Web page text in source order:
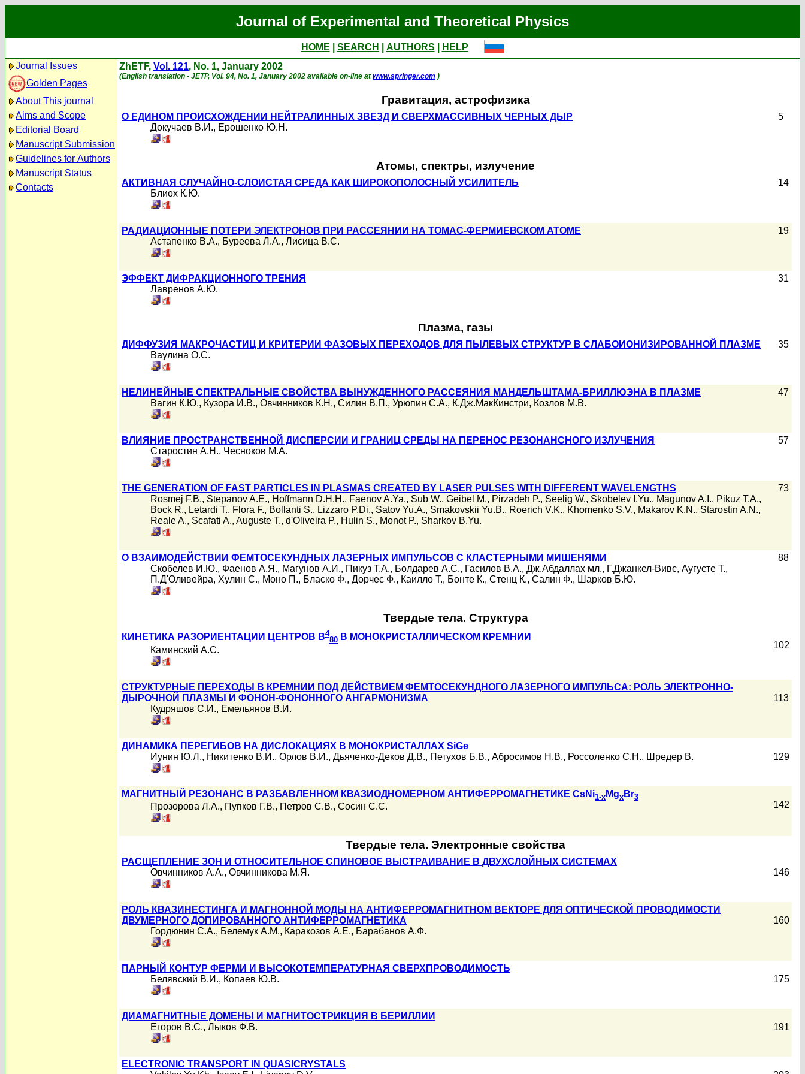
Journal of Experimental and Theoretical Physics
HOME SEARCH AUTHORS
HELP
Journal Issues
Golden Pages
About This journal
Aims and Scope
Editorial Board
Manuscript Submission
Guidelines for Authors
Manuscript Status
Contacts
ZhETF, Vol. 121, No. 1, January 2002
(English translation - JETP, Vol. 94, No. 1, January 2002 available on-line atwww.springer.com )
Гравитация, астрофизика
О ЕДИНОМ ПРОИСХОЖДЕНИИ НЕЙТРАЛИННЫХ ЗВЕЗД И СВЕРХМАССИВНЫХ ЧЕРНЫХ ДЫР
Докучаев В.И., Ерошенко Ю.Н.
5
Атомы, спектры, излучение
АКТИВНАЯ СЛУЧАЙНО-СЛОИСТАЯ СРЕДА КАК ШИРОКОПОЛОСНЫЙ УСИЛИТЕЛЬ
Блиох К.Ю.
14
РАДИАЦИОННЫЕ ПОТЕРИ ЭЛЕКТРОНОВ ПРИ РАССЕЯНИИ НА ТОМАС-ФЕРМИЕВСКОМ АТОМЕ
Астапенко В.А., Буреева Л.А., Лисица В.С.
19
ЭФФЕКТ ДИФРАКЦИОННОГО ТРЕНИЯ
Лавренов А.Ю.
31
Плазма, газы
ДИФФУЗИЯ МАКРОЧАСТИЦ И КРИТЕРИИ ФАЗОВЫХ ПЕРЕХОДОВ ДЛЯ ПЫЛЕВЫХ СТРУКТУР В СЛАБОИОНИЗИРОВАННОЙ ПЛАЗМЕ
Ваулина О.С.
35
НЕЛИНЕЙНЫЕ СПЕКТРАЛЬНЫЕ СВОЙСТВА ВЫНУЖДЕННОГО РАССЕЯНИЯ МАНДЕЛЬШТАМА-БРИЛЛЮЭНА В ПЛАЗМЕ
Вагин К.Ю., Кузора И.В., Овчинников К.Н., Силин В.П., Урюпин С.А., К.Дж.МакКинстри, Козлов М.В.
47
ВЛИЯНИЕ ПРОСТРАНСТВЕННОЙ ДИСПЕРСИИ И ГРАНИЦ СРЕДЫ НА ПЕРЕНОС РЕЗОНАНСНОГО ИЗЛУЧЕНИЯ
Старостин А.Н., Чесноков М.А.
57
THE GENERATION OF FAST PARTICLES IN PLASMAS CREATED BY LASER PULSES WITH DIFFERENT WAVELENGTHS
Rosmej F.B., Stepanov A.E., Hoffmann D.H.H., Faenov A.Ya., Sub W., Geibel M., Pirzadeh P., Seelig W., Skobelev I.Yu., Magunov A.I., Pikuz T.A.,
Bock R., Letardi T., Flora F., Bollanti S., Lizzaro P.Di., Satov Yu.A., Smakovskii Yu.B., Roerich V.K., Khomenko S.V., Makarov K.N., Starostin A.N.,
Reale A., Scafati A., Auguste T., d'Oliveira P., Hulin S., Monot P., Sharkov B.Yu.
73
О ВЗАИМОДЕЙСТВИИ ФЕМТОСЕКУНДНЫХ ЛАЗЕРНЫХ ИМПУЛЬСОВ С КЛАСТЕРНЫМИ МИШЕНЯМИ
Скобелев И.Ю., Фаенов А.Я., Магунов А.И., Пикуз Т.А., Болдарев А.С., Гасилов В.А., Дж.Абдаллах мл., Г.Джанкел-Вивс, Аугусте Т.,
П.Д'Оливейра, Хулин С., Моно П., Бласко Ф., Дорчес Ф., Каилло Т., Бонте К., Стенц К., Салин Ф., Шарков Б.Ю.
88
Твердые тела. Структура
КИНЕТИКА РАЗОРИЕНТАЦИИ ЦЕНТРОВ B4
80 В МОНОКРИСТАЛЛИЧЕСКОМ КРЕМНИИ
Каминский А.С.
102
СТРУКТУРНЫЕ ПЕРЕХОДЫ В КРЕМНИИ ПОД ДЕЙСТВИЕМ ФЕМТОСЕКУНДНОГО ЛАЗЕРНОГО ИМПУЛЬСА: РОЛЬ ЭЛЕКТРОННО-
ДЫРОЧНОЙ ПЛАЗМЫ И ФОНОН-ФОНОННОГО АНГАРМОНИЗМА
Кудряшов С.И., Емельянов В.И.
113
ДИНАМИКА ПЕРЕГИБОВ НА ДИСЛОКАЦИЯХ В МОНОКРИСТАЛЛАХ SiGe
Иунин Ю.Л., Никитенко В.И., Орлов В.И., Дьяченко-Деков Д.В., Петухов Б.В., Абросимов Н.В., Россоленко С.Н., Шредер В. 129
МАГНИТНЫЙ РЕЗОНАНС В РАЗБАВЛЕННОМ КВАЗИОДНОМЕРНОМ АНТИФЕРРОМАГНЕТИКЕ CsNi1-x Mgx Br3
Прозорова Л.А., Пупков Г.В., Петров С.В., Сосин С.С. 142
Твердые тела. Электронные свойства
РАСЩЕПЛЕНИЕ ЗОН И ОТНОСИТЕЛЬНОЕ СПИНОВОЕ ВЫСТРАИВАНИЕ В ДВУХСЛОЙНЫХ СИСТЕМАХ
Овчинников А.А., Овчинникова М.Я. 146
РОЛЬ КВАЗИНЕСТИНГА И МАГНОННОЙ МОДЫ НА АНТИФЕРРОМАГНИТНОМ ВЕКТОРЕ ДЛЯ ОПТИЧЕСКОЙ ПРОВОДИМОСТИ
ДВУМЕРНОГО ДОПИРОВАННОГО АНТИФЕРРОМАГНЕТИКА
Гордюнин С.А., Белемук А.М., Каракозов А.Е., Барабанов А.Ф.
160
ПАРНЫЙ КОНТУР ФЕРМИ И ВЫСОКОТЕМПЕРАТУРНАЯ СВЕРХПРОВОДИМОСТЬ
Белявский В.И., Копаев Ю.В. 175
ДИАМАГНИТНЫЕ ДОМЕНЫ И МАГНИТОСТРИКЦИЯ В БЕРИЛЛИИ
Егоров В.С., Лыков Ф.В. 191
ELECTRONIC TRANSPORT IN QUASICRYSTALS